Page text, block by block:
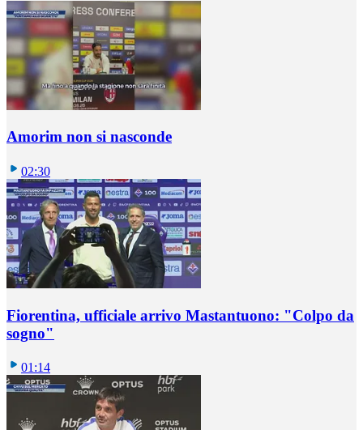
Amorim non si nasconde
02:30
Fiorentina, ufficiale arrivo Mastantuono: "Colpo da
sogno"
01:14